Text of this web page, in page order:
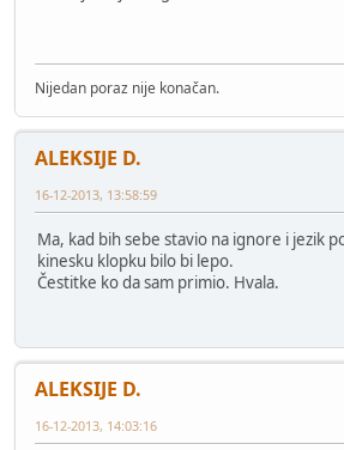
Nijedan poraz nije konačan.
ALEKSIJE D.
16-12-2013, 13:58:59
Ma, kad bih sebe stavio na ignore i jezik
kinesku klopku bilo bi lepo.
Čestitke ko da sam primio. Hvala.
ALEKSIJE D.
16-12-2013, 14:03:16